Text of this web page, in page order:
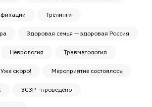
Тренинги
Здоровая семья — здоровая Россия
Неврология Травматология
Уже скоро! Мероприятие состоялось
ЗСЗР - проведено